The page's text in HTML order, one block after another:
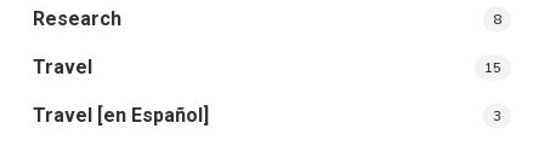
Research 8
Travel 15
Travel [en Español] 3